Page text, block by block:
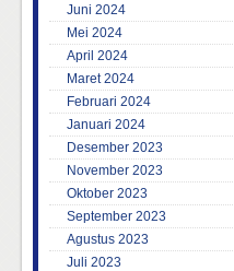
Juni 2024
Mei 2024
April 2024
Maret 2024
Februari 2024
Januari 2024
Desember 2023
November 2023
Oktober 2023
September 2023
Agustus 2023
Juli 2023